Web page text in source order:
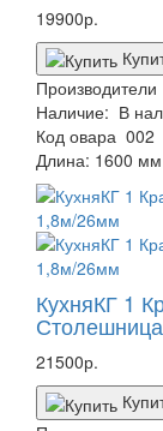
19900р.
Производители
Наличие: В
Код овара 002
Длина: 1600
КухняКГ 1
21500р.